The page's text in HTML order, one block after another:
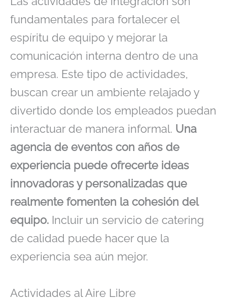
fundamentales para fortalecer el
espíritu de equipo y mejorar la
comunicación interna dentro de una
empresa. Este tipo de actividades,
buscan crear un ambiente relajado y
divertido donde los empleados puedan
interactuar de manera informal. Una
agencia de eventos con años de
experiencia puede ofrecerte ideas
innovadoras y personalizadas que
realmente fomenten la cohesión del
equipo. Incluir un servicio de catering
de calidad puede hacer que la
experiencia sea aún mejor.
Actividades al Aire Libre